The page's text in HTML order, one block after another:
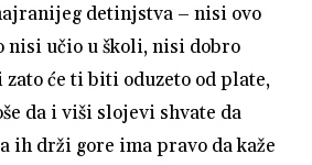
detinjstva – nisi ovo
nisi učio u školi, nisi dobro
zato će ti biti oduzeto od plate,
da i viši slojevi shvate da
ih drži gore ima pravo da kaže